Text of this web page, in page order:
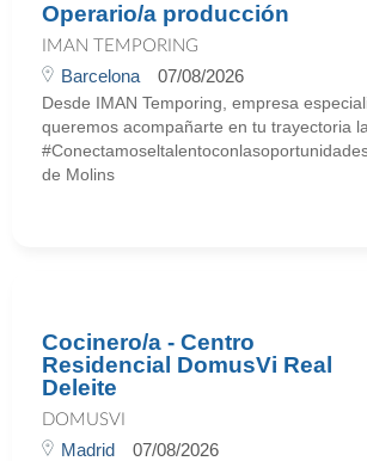
Operario/a producción
IMAN TEMPORING
Barcelona 07/08/2026
Desde IMAN Temporing, empresa
queremos acompañarte en tu trayectoria
de Molins
Cocinero/a - Centro
Residencial DomusVi Real
Deleite
DOMUSVI
Madrid 07/08/2026